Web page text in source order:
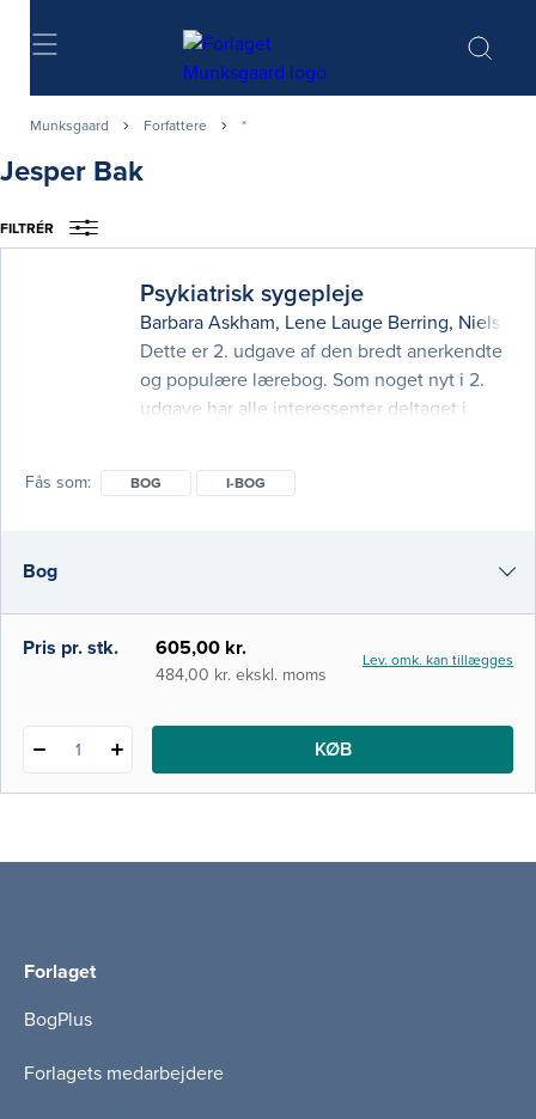
Søg
Munksgaard Forfattere *
Jesper Bak
FILTRÉR
Psykiatrisk sygepleje
Barbara Askham, Lene Lauge Berring, Niels
Dette er 2. udgave af den bredt anerkendte
og populære lærebog. Som noget nyt i 2.
udgave har alle interessenter deltaget i
sygeplejersker, undervisere og forskere,
redigeret i fællesskab. Bogen beskriver
væsentlige emner in
Fås som BOG I-BOG
Bog
i-bog
Pris pr. stk. 605,00 kr.
484,00 kr. ekskl. moms
Lev. omk. kan tillægges
1 KØB
Forlaget
BogPlus
Forlagets medarbejdere